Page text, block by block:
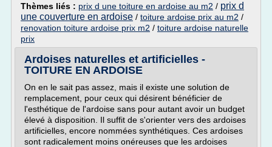
Thèmes liés : prix d une toiture en ardoise au m2 / prix d
une couverture en ardoise / toiture ardoise prix au m2 /
renovation toiture ardoise prix m2 / toiture ardoise naturelle
prix
Ardoises naturelles et artificielles -
TOITURE EN ARDOISE
On en le sait pas assez, mais il existe une solution de
remplacement, pour ceux qui désirent bénéficier de
l'esthétique de l'ardoise sans pour autant avoir un budget
élevé à disposition. Il suffit de s'orienter vers des ardoises
artificielles, encore nommées synthétiques. Ces ardoises
sont radicalement moins onéreuses que les ardoises